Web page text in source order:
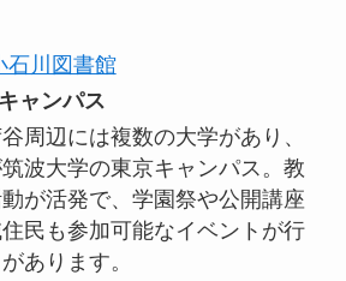
石川図書館
ャンパス
周辺には複数の大学があり、
波大学の東京キャンパス。教
が活発で、学園祭や公開講座
民も参加可能なイベントが行
あります。